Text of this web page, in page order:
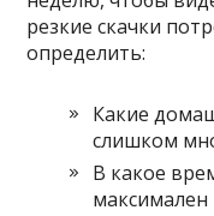
резкие скачки
определить:
Какие
слишком
В какое
максимален